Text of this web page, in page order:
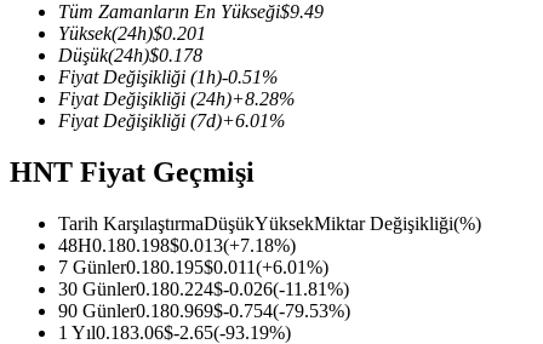
Kripto Para Vadeli İşlemleri
TradFi
Tüm Zamanların En Yükseği$9.49
Yüksek(24h)$0.201
Düşük(24h)$0.178
Fiyat Değişikliği (1h)-0.51%
Fiyat Değişikliği (24h)+8.28%
Fiyat Değişikliği (7d)+6.01%
HNT Fiyat Geçmişi
Tarih KarşılaştırmaDüşükYüksekMiktar Değişikliği(%)
48H0.180.198$0.013(+7.18%)
7 Günler0.180.195$0.011(+6.01%)
30 Günler0.180.224$-0.026(-11.81%)
90 Günler0.180.969$-0.754(-79.53%)
1 Yıl0.183.06$-2.65(-93.19%)